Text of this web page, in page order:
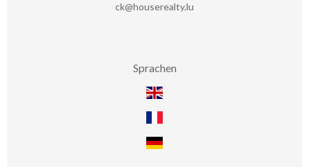
ck@houserealty.lu
Sprachen